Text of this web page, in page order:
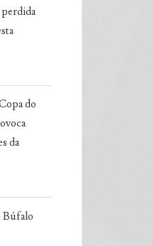
perdida
do
da
Búfalo